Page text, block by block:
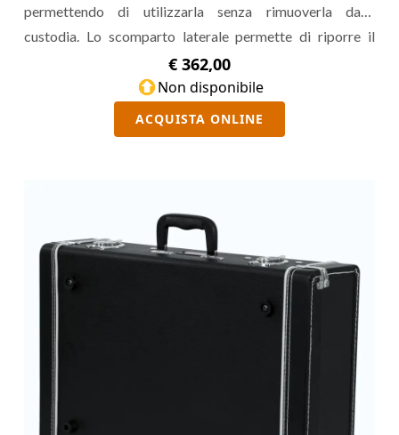
permettendo di utilizzarla senza rimuoverla dalla
custodia. Lo scomparto laterale permette di riporre il
cavo di alimentazione e USB.€ 362,00
Non disponibile
ACQUISTA ONLINE